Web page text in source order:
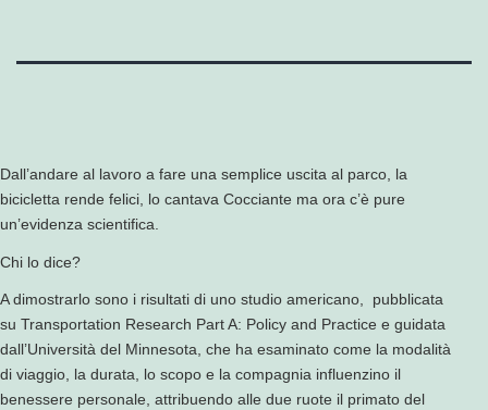
Dall’andare al lavoro a fare una semplice uscita al parco, la
bicicletta rende felici, lo cantava Cocciante ma ora c’è pure
un’evidenza scientifica.
Chi lo dice?
A dimostrarlo sono i risultati di uno studio americano, pubblicata
su Transportation Research Part A: Policy and Practice e guidata
dall’Università del Minnesota, che ha esaminato come la modalità
di viaggio, la durata, lo scopo e la compagnia influenzino il
benessere personale, attribuendo alle due ruote il primato del